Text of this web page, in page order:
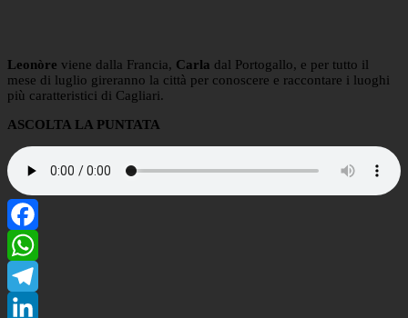
Leonòre viene dalla Francia, Carla dal Portogallo, e per tutto il
mese di luglio gireranno la città per conoscere e raccontare i luoghi
più caratteristici di Cagliari.
ASCOLTA LA PUNTATA
Facebook
WhatsApp
Telegram